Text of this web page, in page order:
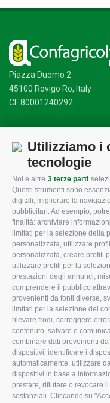
Utilizziamo i
tecnologie
Noi e altre 3 terze parti
Questi strumenti sono
digitali, migliorare la
pubblicitari. Ad esempio,
finalità: archiviare
limitati per la selezione della
personalizzata, utilizzare
personalizzata, creare profili
utilizzare profili per la
prestazioni degli annunci,
comprendere il pubblico
provenienti da fonti diverse,
limitati per la selezione dei
rilevare frodi, correggere
contenuto, salvare e
combinare dati provenienti
dispositivi, identificare i
automaticamente, utilizzare
dispositivi in base a
prestare, rifiutare o revocare
sostanziali. Cliccando su
Piazza Duomo 2
45100 Rovigo Ro, Italy
CF 80001240292
Mappa del sito/Privacy
CONFAGRICOLTURA
ROVIGO
L'Associazione
Missione e Progetto
Organigramma
I Nostri Servizi
Uffici della Sede
Le Sedi di Zona
Agricoltori S.r.l.
Whistleblowing
Confagricoltura Rovigo
Agricoltori srl